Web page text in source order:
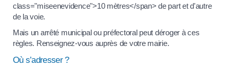
class="miseenevidence">10 mètres</span> de part et d'autre
de la voie.
Mais un arrêté municipal ou préfectoral peut déroger à ces
règles. Renseignez-vous auprès de votre mairie.
Où s’adresser ?